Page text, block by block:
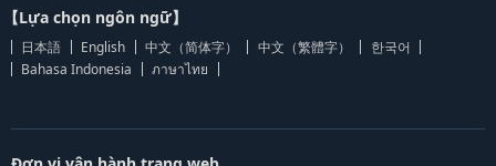
【Lựa chọn ngôn ngữ】
日本語 English 中文（简体字） 中文（繁體字）
한국어
Bahasa Indonesia
ภาษาไทย